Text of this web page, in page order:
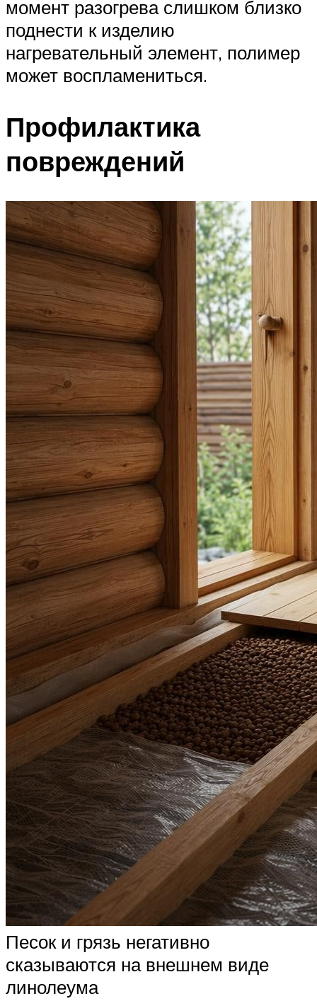
момент разогрева слишком близко
поднести к изделию
нагревательный элемент, полимер
может воспламениться.
Профилактика
повреждений
Песок и грязь негативно
сказываются на внешнем виде
линолеума